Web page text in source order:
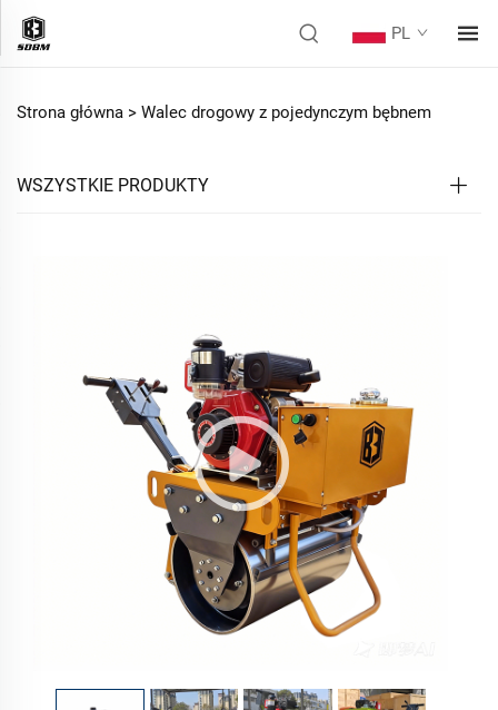
PL
Strona główna > Walec drogowy z pojedynczym bębnem
WSZYSTKIE PRODUKTY